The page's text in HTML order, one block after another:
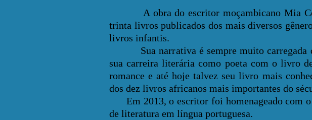
A obra do escritor moçambicano Mia
trinta livros publicados dos mais diversos
livros infantis.
Sua narrativa é sempre muito carregada
sua carreira literária como poeta com o livro
romance e até hoje talvez seu livro mais
dos dez livros africanos mais importantes do
Em 2013, o escritor foi homenageado com o
de literatura em língua portuguesa.